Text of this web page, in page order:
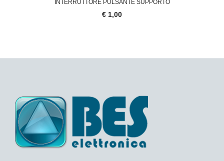
INTERRUTTORE PULSANTE SUPPORTO
€ 1,00